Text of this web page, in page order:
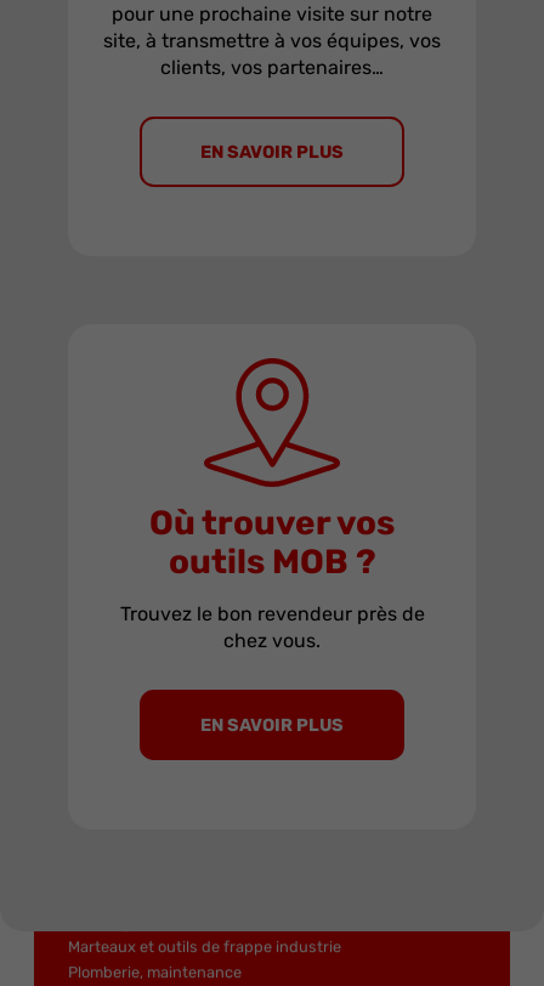
pour une prochaine visite sur notre
site, à transmettre à vos équipes, vos
clients, vos partenaires…
EN SAVOIR PLUS
Où trouver vos
outils MOB ?
Trouvez le bon revendeur près de
chez vous.
EN SAVOIR PLUS
OUTILS FIABLES DEPUIS 1920.
Produits
Rangement et compositions
Cliquets et douilles
Marteaux et outils de frappe industrie
Plomberie, maintenance